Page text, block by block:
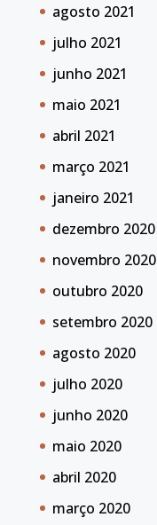
agosto 2021
julho 2021
junho 2021
maio 2021
abril 2021
março 2021
janeiro 2021
dezembro 2020
novembro 2020
outubro 2020
setembro 2020
agosto 2020
julho 2020
junho 2020
maio 2020
abril 2020
março 2020